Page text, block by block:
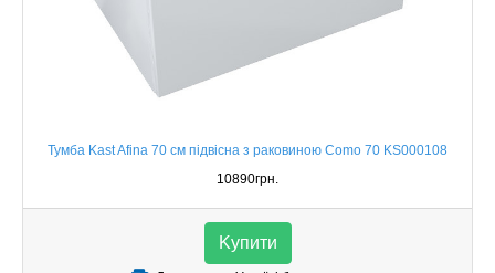
Тумба Kast Afina 70 см підвісна з раковиною Como 70 KS000108
10890грн.
Kупити